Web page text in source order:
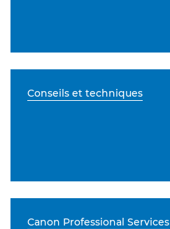
Conseils et techniques
Canon Professional Services